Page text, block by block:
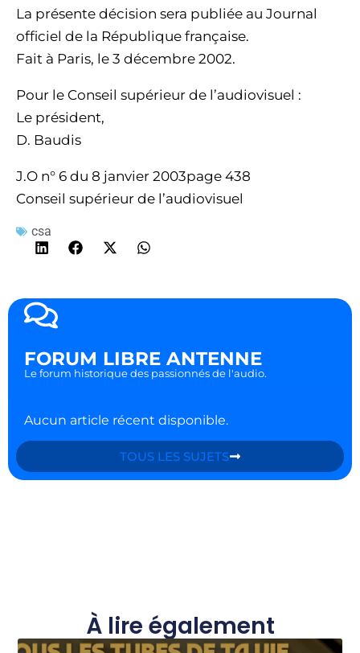
La présente décision sera publiée au Journal
officiel de la République française.
Fait à Paris, le 3 décembre 2002.
Pour le Conseil supérieur de l’audiovisuel :
Le président,
D. Baudis
J.O n° 6 du 8 janvier 2003page 438
Conseil supérieur de l’audiovisuel
csa
FORUM LIBRE ANTENNE
Le forum historique des passionnés de l'audio.
Aucun article récent disponible.
TOUS LES SUJETS
À lire également